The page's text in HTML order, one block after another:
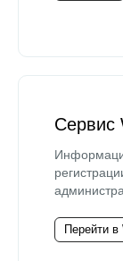
Сервис
Перейти в